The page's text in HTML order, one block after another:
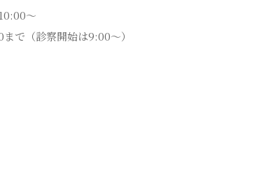
～
で（診察開始は9:00～）